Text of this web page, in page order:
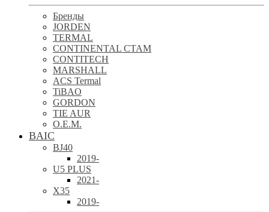
Бренды
JORDEN
TERMAL
CONTINENTAL CTAM
CONTITECH
MARSHALL
ACS Termal
TiBAO
GORDON
TIE AUR
O.E.M.
BAIC
BJ40
2019-
U5 PLUS
2021-
X35
2019-